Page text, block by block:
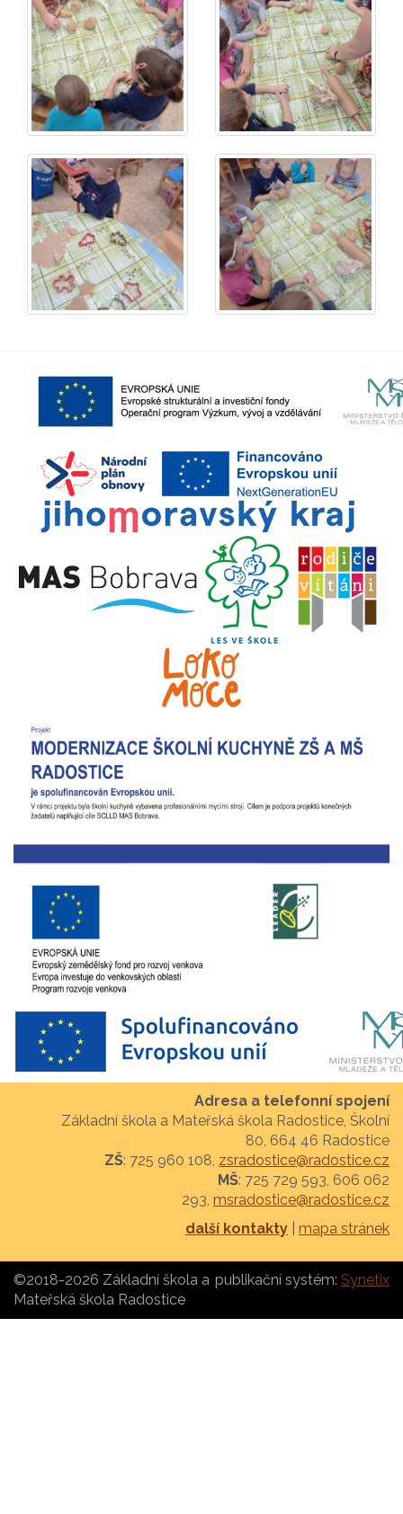
Adresa a telefonní spojení
Základní škola a Mateřská škola Radostice, Školní
80, 664 46 Radostice
ZŠ: 725 960 108, zsradostice@radostice.cz
MŠ: 725 729 593, 606 062
293, msradostice@radostice.cz
další kontakty
mapa stránek
publikační systém: Synetix
©2018-2026 Základní škola a
Mateřská škola Radostice